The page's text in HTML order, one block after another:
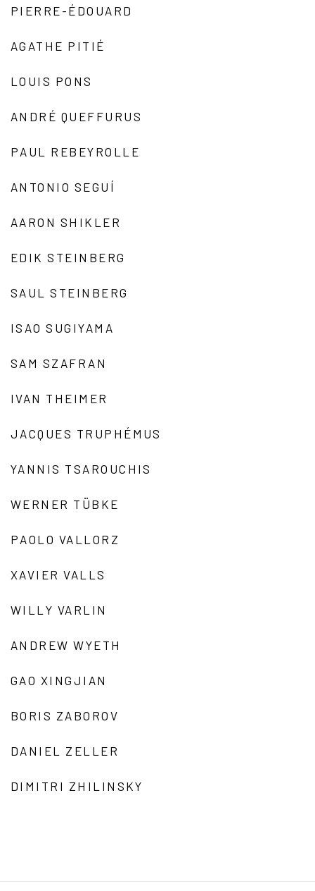
PIERRE-ÉDOUARD
AGATHE PITIÉ
LOUIS PONS
ANDRÉ QUEFFURUS
PAUL REBEYROLLE
ANTONIO SEGUÍ
AARON SHIKLER
EDIK STEINBERG
SAUL STEINBERG
ISAO SUGIYAMA
SAM SZAFRAN
IVAN THEIMER
JACQUES TRUPHÉMUS
YANNIS TSAROUCHIS
WERNER TÜBKE
PAOLO VALLORZ
XAVIER VALLS
WILLY VARLIN
ANDREW WYETH
GAO XINGJIAN
BORIS ZABOROV
DANIEL ZELLER
DIMITRI ZHILINSKY